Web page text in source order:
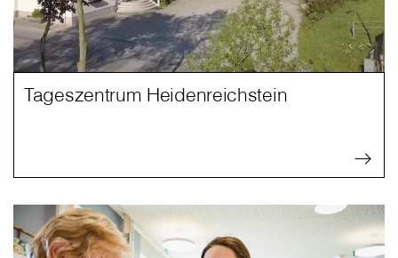
Tageszentrum Heidenreichstein